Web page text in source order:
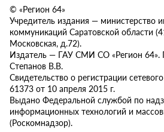
© «Регион 64»
Учредитель издания — министерство
коммуникаций Саратовской области
Московская, д.72).
Издатель — ГАУ СМИ СО «Регион 64».
Степанов В.В.
Свидетельство о регистрации
61373 от 10 апреля 2015 г.
Выдано Федеральной службой по
информационных технологий и
(Роскомнадзор).